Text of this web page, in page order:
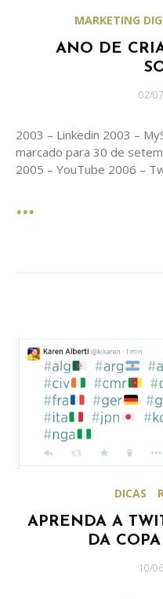
MARKETING
ANO DE
02/
2003 – Linkedin 2003 –
marcado para 30 de
2005 – YouTube 2006 –
DICAS
APRENDA A
DA
10/